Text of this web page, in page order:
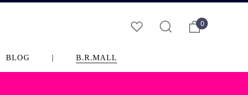
0
BLOG | B.R.MALL